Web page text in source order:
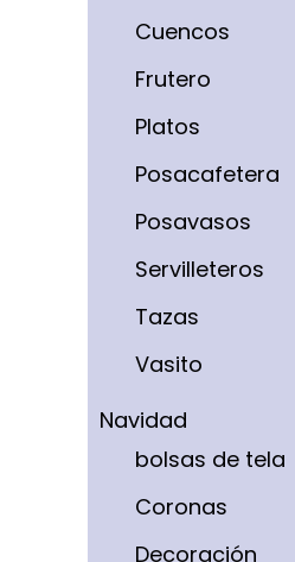
Cuencos
Frutero
Platos
Posacafetera
Posavasos
Servilleteros
Tazas
Vasito
Navidad
bolsas de tela
Coronas
Decoración